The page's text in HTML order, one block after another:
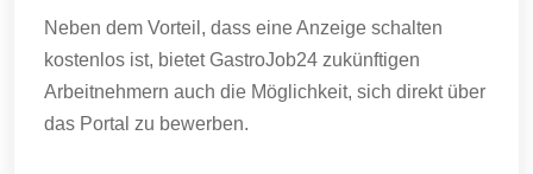
Neben dem Vorteil, dass eine Anzeige schalten
kostenlos ist, bietet GastroJob24 zukünftigen
Arbeitnehmern auch die Möglichkeit, sich direkt über
das Portal zu bewerben.